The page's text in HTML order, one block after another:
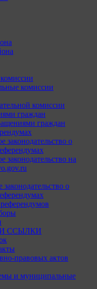
комиссии
комиссии
граждан
граждан
законодательство о
законодательство на
законодательство о
ССЫЛКИ
правовых актов
и муниципальные